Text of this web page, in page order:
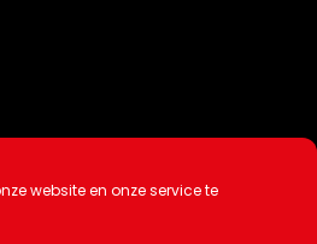
website en onze service te
/ Hosting doorAtSea